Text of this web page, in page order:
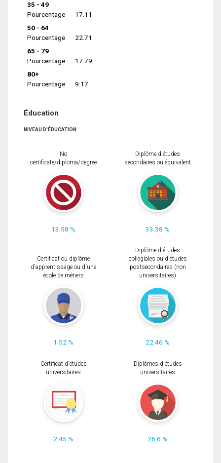
35 - 49
Pourcentage
17.11
50 - 64
Pourcentage
22.71
65 - 79
Pourcentage
17.79
80+
Pourcentage
9.17
Éducation
NIVEAU D'ÉDUCATION
No
certificate/diploma/degree
13.58 %
Diplôme d'études
secondaires ou équivalent
33.38 %
Certificat ou diplôme
d'apprentissage ou d'une
école de métiers
1.52 %
Diplôme d'études
collégiales ou d'études
postsecondaires (non
universitaires)
22.46 %
Certificat d'études
universitaires
2.45 %
Diplômes d'études
universitaires
26.6 %